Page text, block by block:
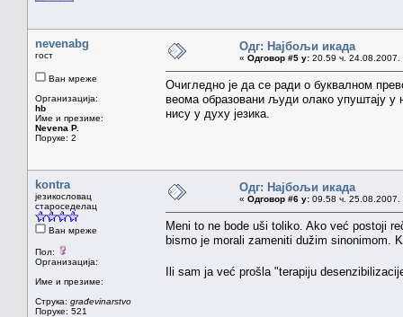
nevenabg
гост
Ван мреже
Организација:
hb
Име и презиме:
Nevena P.
Поруке: 2
Одг: Најбољи икада
« Одговор #5 у: 20.59 ч. 24.08.2007.
Очигледно је да се ради о буквалном
веома образовани људи олако упуштају у
нису у духу језика.
kontra
језикословац
староседелац
Ван мреже
Пол:
Организација:
Име и презиме:
Струка: građevinarstvo
Поруке: 521
Одг: Најбољи икада
« Одговор #6 у: 09.58 ч. 25.08.2007.
Meni to ne bode uši toliko. Ako već postoji
bismo je morali zameniti dužim sinonimom.
Ili sam ja već prošla "terapiju